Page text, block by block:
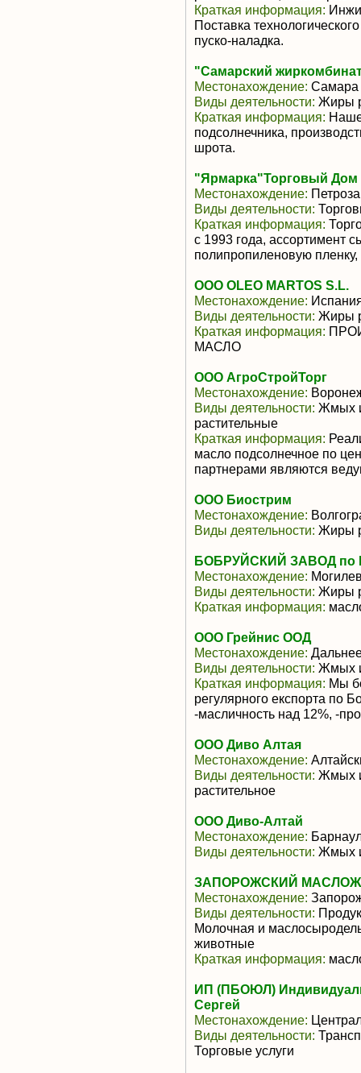
Краткая информация:
Поставка
пуско-наладка.
"Самарский
Местонахождение: Самара
Виды деятельности: Жиры
Краткая информация: Наше
подсолнечника,
шрота.
"Ярмарка"Торговый Дом
Местонахождение:
Виды деятельности:
Краткая информация:
с 1993 года, ассортимент
полипропиленовую
ООО OLEO MARTOS S.L.
Местонахождение:
Виды деятельности: Жиры
Краткая информация:
МАСЛО
ООО АгроСтройТорг
Местонахождение:
Виды деятельности: Жмых
растительные
Краткая информация:
масло подсолнечное по
партнерами являются
ООО Биострим
Местонахождение:
Виды деятельности: Жиры
БОБРУЙСКИЙ ЗАВОД
Местонахождение:
Виды деятельности: Жиры
Краткая информация:
ООО Грейнис ООД
Местонахождение:
Виды деятельности: Жмых
Краткая информация: Мы
регулярного експорта по
-масличность над 12%, -
ООО Диво Алтая
Местонахождение:
Виды деятельности: Жмых
растительное
ООО Диво-Алтай
Местонахождение:
Виды деятельности: Жмых
ЗАПОРОЖСКИЙ
Местонахождение:
Виды деятельности:
Молочная и
животные
Краткая информация:
ИП (ПБОЮЛ)
Сергей
Местонахождение:
Виды деятельности:
Торговые услуги